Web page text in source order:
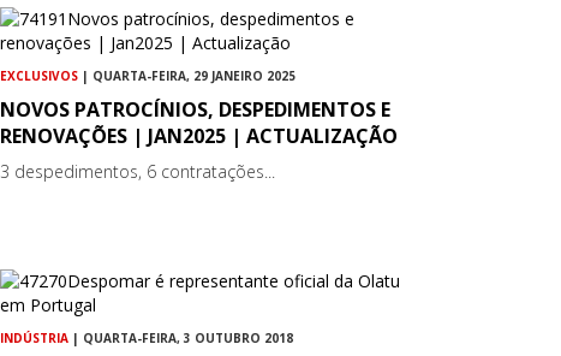
EXCLUSIVOS | QUARTA-FEIRA, 29 JANEIRO 2025
NOVOS PATROCÍNIOS, DESPEDIMENTOS E
RENOVAÇÕES | JAN2025 | ACTUALIZAÇÃO
3 despedimentos, 6 contratações...
INDÚSTRIA | QUARTA-FEIRA, 3 OUTUBRO 2018